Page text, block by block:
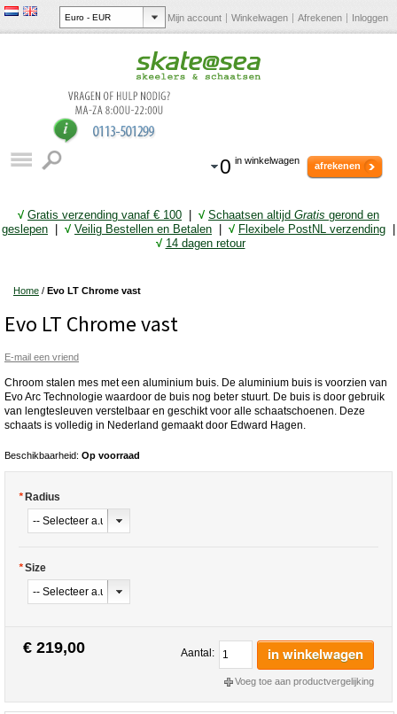
Mijn account Winkelwagen Afrekenen Inloggen
0 in winkelwagen afrekenen
√ Gratis verzending vanaf € 100 √ Schaatsen altijd Gratis gerond en
geslepen
√ Veilig Bestellen en Betalen √ Flexibele PostNL verzending
√ 14 dagen retour
Home / Evo LT Chrome vast
Evo LT Chrome vast
E-mail een vriend
Chroom stalen mes met een aluminium buis. De aluminium buis is voorzien van
Evo Arc Technologie waardoor de buis nog beter stuurt. De buis is door gebruik
van lengtesleuven verstelbaar en geschikt voor alle schaatschoenen. Deze
schaats is volledig in Nederland gemaakt door Edward Hagen.
Beschikbaarheid: Op voorraad
*Radius
*Size
€ 219,00 Aantal: in winkelwagen
Voeg toe aan productvergelijking